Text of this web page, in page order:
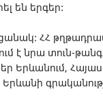
են երգեր:
ՀՀ
է նրա տուն-
Երևանում,